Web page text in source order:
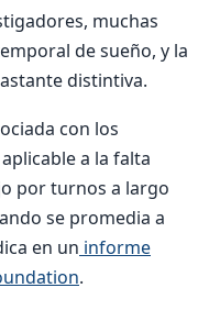
muchas
de sueño, y la
distintiva.
con los
a la falta
por turnos a largo
se promedia a
en un informe
.